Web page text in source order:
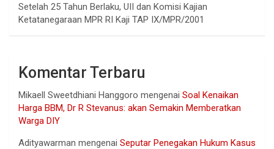
Setelah 25 Tahun Berlaku, UII dan Komisi Kajian
Ketatanegaraan MPR RI Kaji TAP IX/MPR/2001
Komentar Terbaru
Mikaell Sweetdhiani Hanggoro mengenai Soal Kenaikan
Harga BBM, Dr R Stevanus: akan Semakin Memberatkan
Warga DIY
Adityawarman mengenai Seputar Penegakan Hukum Kasus